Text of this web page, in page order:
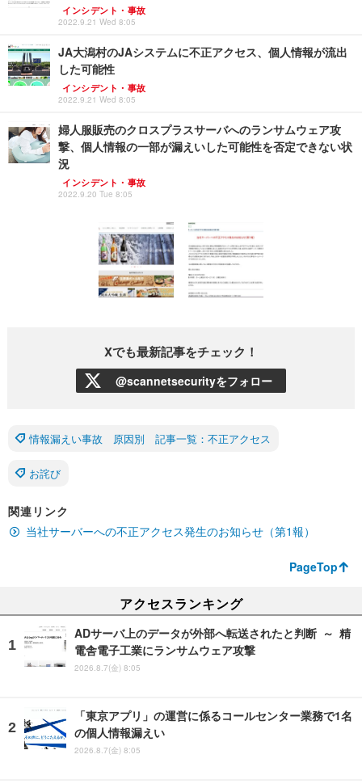
インシデント・事故
2022.9.21 Wed 8:05
JA大潟村のJAシステムに不正アクセス、個人情報が流出
した可能性
インシデント・事故
2022.9.21 Wed 8:05
婦人服販売のクロスプラスサーバへのランサムウェア攻
撃、個人情報の一部が漏えいした可能性を否定できない状
況
インシデント・事故
2022.9.20 Tue 8:05
Xでも最新記事をチェック！
@scannetsecurityをフォロー
情報漏えい事故 原因別 記事一覧：不正アクセス
お詫び
関連リンク
当社サーバーへの不正アクセス発生のお知らせ（第1報）
PageTop
アクセスランキング
ADサーバ上のデータが外部へ転送されたと判断 ～ 精
電舎電子工業にランサムウェア攻撃
2026.8.7(金) 8:05
「東京アプリ」の運営に係るコールセンター業務で1名
の個人情報漏えい
2026.8.7(金) 8:05